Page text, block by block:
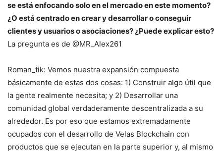
se está enfocando solo en el mercado en este momento?
¿O está centrado en crear y desarrollar o conseguir
clientes y usuarios o asociaciones? ¿Puede explicar esto?
La pregunta es de @MR_Alex261
Roman_tik: Vemos nuestra expansión compuesta
básicamente de estas dos cosas: 1) Construir algo útil que
la gente realmente necesita; y 2) Desarrollar una
comunidad global verdaderamente descentralizada a su
alrededor. Es por eso que estamos extremadamente
ocupados con el desarrollo de Velas Blockchain con
productos que se ejecutan en la parte superior y, al mismo